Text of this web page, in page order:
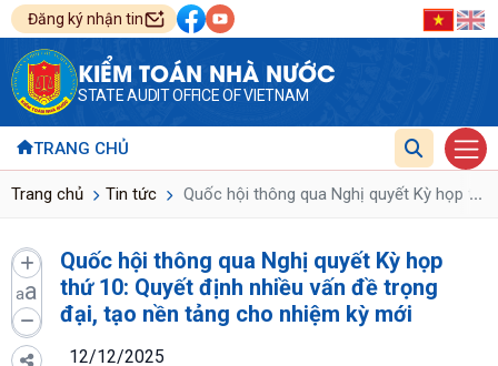
Đăng ký nhận tin
KIỂM TOÁN NHÀ NƯỚC
STATE AUDIT OFFICE OF VIETNAM
TRANG CHỦ
Trang chủ Tin tức Quốc hội thông qua Nghị quyết Kỳ họp ...
aa
Quốc hội thông qua Nghị quyết Kỳ họp
thứ 10: Quyết định nhiều vấn đề trọng
đại, tạo nền tảng cho nhiệm kỳ mới
12/12/2025